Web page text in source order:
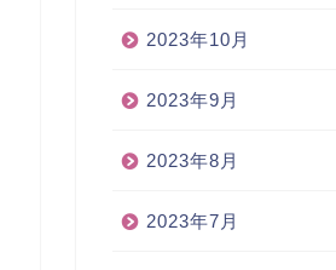
2023年10月
2023年9月
2023年8月
2023年7月